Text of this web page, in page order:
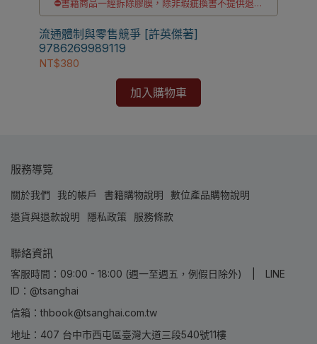
⛔書籍商品一經拆除膠膜，除非瑕疵換書不提供退貨
與退款
✅訂購數量5本以上另有優惠，請洽LINE客服訂購
流通體制與零售競爭 [許英傑著]
9786269989119
NT$380
加入購物車
服務導覽
關於我們 我的帳戶 書籍購物說明
數位產品購物說明
退貨與退款說明
隱私政策 服務條款
聯絡資訊
客服時間：09:00 - 18:00 (週一至週五，例假日除外) | LINE
ID：@tsanghai
信箱：thbook@tsanghai.com.tw
地址：407 台中市西屯區臺灣大道三段540號11樓